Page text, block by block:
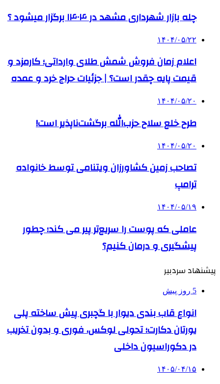
چله بازار شهرداری مشهد در ۱۴۰۴ برگزار میشود ؟
۱۴۰۴/۰۵/۲۲
اعلام زمان فروش شمش طلای وارداتی؛ کارمزد و
قیمت پایه چقدر است؟ | جزئیات حراج خرد و عمده
۱۴۰۴/۰۵/۲۰
طرح خلع سلاح حزب‌الله برگشت‌ناپذیر است!
۱۴۰۴/۰۵/۲۰
تصاحب زمین کشاورزان ویتنامی توسط خانواده
ترامپ
۱۴۰۴/۰۵/۱۹
عاملی که پوست را سریع‌تر پیر می کند؛ چطور
پیشگیری و درمان کنیم؟
پیشنهاد سردبیر
5 روز پیش
انواع قاب بندی دیوار با گچبری پیش ساخته پلی
یورتان دکارت؛ تحولی لوکس، فوری و بدون تخریب
در دکوراسیون داخلی
۱۴۰۵/۰۴/۱۵